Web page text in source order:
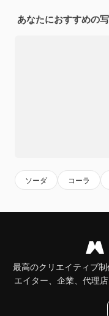
あなたにおすすめの
ソーダ コーラ
最高のクリエイティブ
エイター、企業、代理